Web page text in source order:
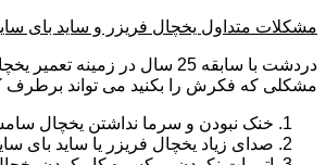
مشکلات متداول یخچال فریزر و ساید بای
دردشت با سابقه 25 سال در زمینه
مشکلی که فکرش را بکنید می تواند برطرف
خنک نبودن و سرما نداشتن یخچال
صدای زیاد یخچال فریزر یا ساید بای